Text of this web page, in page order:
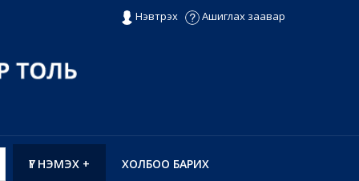
Нэвтрэх Ашиглах заавар
ХОЛБОО БАРИХ
ҮГ НЭМЭХ +